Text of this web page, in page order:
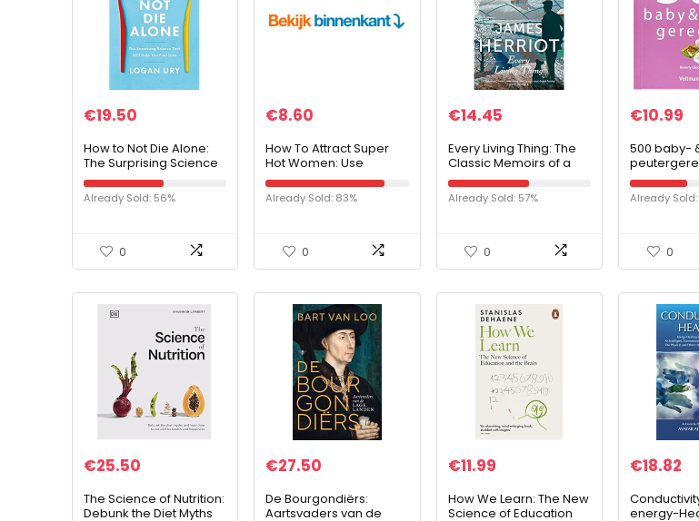
€19.50
How to Not Die Alone:
The Surprising Science
That Will Help You Find
Love
Already Sold: 56%
0
€8.60
How To Attract Super
Hot Women: Use
Neuro-Linguistic
Attraction Techniques
To Attract Beautiful
Already Sold: 83%
0
€14.45
Every Living Thing: The
Classic Memoirs of a
Yorkshire Country Vet
Already Sold: 57%
0
€10.99
500 baby-
handige en
recepten
van 0 tot 4
Already Sold:
0
€25.50
The Science of Nutrition:
Debunk the Diet Myths
€27.50
De Bourgondiërs:
Aartsvaders van de
€11.99
How We Learn: The New
Science of Education
€18.82
energy-